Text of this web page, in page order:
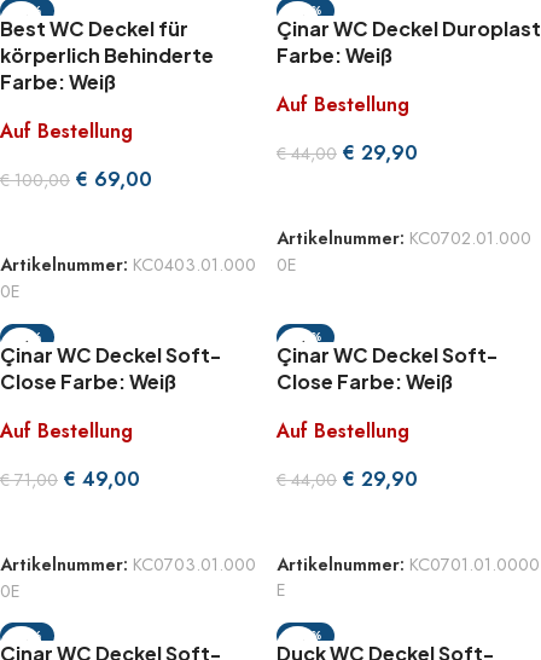
-31%
Best WC Deckel für
körperlich Behinderte
Farbe: Weiß
Auf Bestellung
€100,00 € 69,00
Artikelnummer: KC0403.01.000
0E
-32%
Çinar WC Deckel Duroplast
Farbe: Weiß
Auf Bestellung
€44,00 € 29,90
Artikelnummer: KC0702.01.000
0E
-31%
Çinar WC Deckel Soft-
Close Farbe: Weiß
Auf Bestellung
€71,00 € 49,00
Artikelnummer: KC0703.01.000
0E
-32%
Çinar WC Deckel Soft-
Close Farbe: Weiß
Auf Bestellung
€44,00 € 29,90
Artikelnummer: KC0701.01.0000
E
-31%
Çinar WC Deckel Soft-
-30%
Duck WC Deckel Soft-